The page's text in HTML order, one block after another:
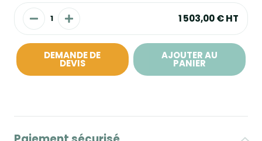
1 503,00 €HT
DEMANDE DE
DEVIS
AJOUTER AU
PANIER